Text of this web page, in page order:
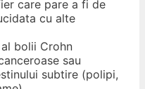
care pare a fi de
cu alte
bolii Crohn
sau
subtire (polipi,